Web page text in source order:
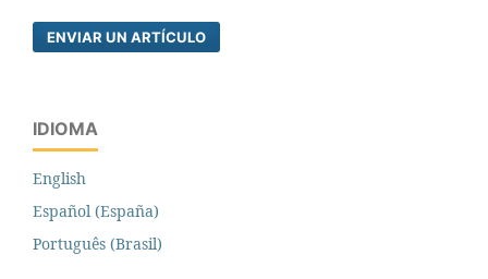
ENVIAR UN ARTÍCULO
IDIOMA
English
Español (España)
Português (Brasil)